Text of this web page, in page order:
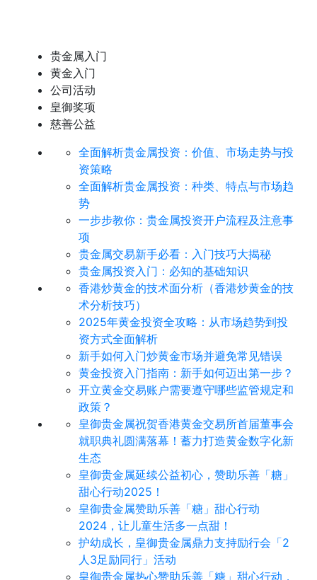
贵金属入门
黄金入门
公司活动
皇御奖项
慈善公益
全面解析贵金属投资：价值、市场走势与投
资策略
全面解析贵金属投资：种类、特点与市场趋
势
​一步步教你：贵金属投资开户流程及注意事
项
贵金属交易新手必看：入门技巧大揭秘
贵金属投资入门：必知的基础知识
香港炒黄金的技术面分析（香港炒黄金的技
术分析技巧）
2025年黄金投资全攻略：从市场趋势到投
资方式全面解析
新手如何入门炒黄金市场并避免常见错误
黄金投资入门指南：新手如何迈出第一步？
开立黄金交易账户需要遵守哪些监管规定和
政策？
皇御贵金属祝贺香港黄金交易所首届董事会
就职典礼圆满落幕！蓄力打造黄金数字化新
生态
皇御贵金属延续公益初心，赞助乐善「糖」
甜心行动2025！
皇御贵金属赞助乐善「糖」甜心行动
2024，让儿童生活多一点甜！
护幼成长，皇御贵金属鼎力支持励行会「2
人3足励同行」活动
皇御贵金属热心赞助乐善「糖」甜心行动，